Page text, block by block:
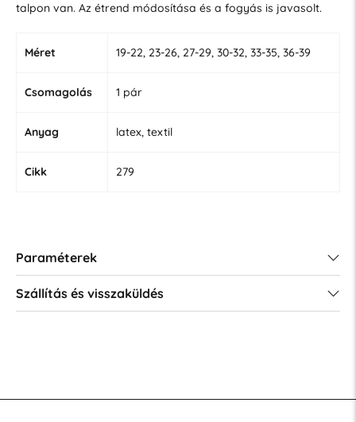
talpon van. Az étrend módosítása és a fogyás is javasolt.
Méret 19-22, 23-26, 27-29, 30-32, 33-35, 36-39
Csomagolás 1 pár
Anyag latex, textil
Cikk 279
Paraméterek
Szállítás és visszaküldés